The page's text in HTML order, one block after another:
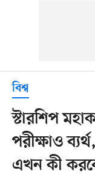
বিশ্ব
স্টারশিপ
পরীক্ষাও
এখন কী